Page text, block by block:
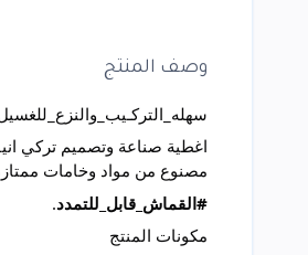
وصف المنتج
اغطية صناعة وتصميم تركي
مصنوع من مواد وخامات
#القماش_قابل_للتمدد.
مكونات المنتج